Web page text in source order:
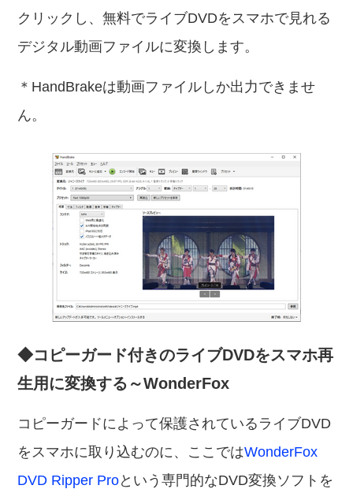
クリックし、無料でライブDVDをスマホで見れる
デジタル動画ファイルに変換します。
＊HandBrakeは動画ファイルしか出力できませ
ん。
◆コピーガード付きのライブDVDをスマホ再
生用に変換する～WonderFox
コピーガードによって保護されているライブDVD
をスマホに取り込むのに、ここではWonderFox
DVD Ripper Proという専門的なDVD変換ソフトを